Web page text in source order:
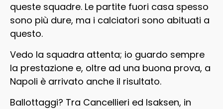
queste squadre. Le partite fuori casa spesso
sono più dure, ma i calciatori sono abituati a
questo.
Vedo la squadra attenta; io guardo sempre
la prestazione e, oltre ad una buona prova, a
Napoli è arrivato anche il risultato.
Ballottaggi? Tra Cancellieri ed Isaksen, in